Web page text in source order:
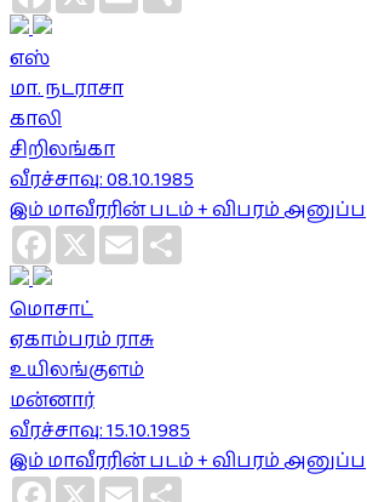
எஸ்
மா. நடராசா
காலி
சிறிலங்கா
வீரச்சாவு: 08.10.1985
இம் மாவீரரின் படம் + விபரம் அனுப்ப
Facebook
X Email
மொசாட்
ஏகாம்பரம் ராசு
உயிலங்குளம்
மன்னார்
வீரச்சாவு: 15.10.1985
இம் மாவீரரின் படம் + விபரம் அனுப்ப
Facebook
X Email